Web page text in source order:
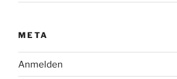
META
Anmelden